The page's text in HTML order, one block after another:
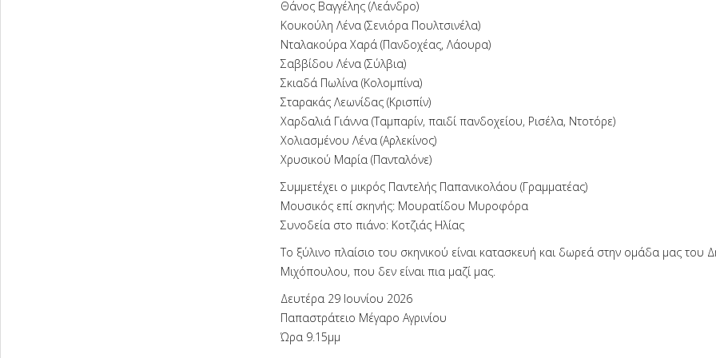
Θάνος Βαγγέλης (Λεάνδρο)
Κουκούλη Λένα (Σενιόρα Πουλτσινέλα)
Νταλακούρα Χαρά (Πανδοχέας, Λάουρα)
Σαββίδου Λένα (Σύλβια)
Σκιαδά Πωλίνα (Κολομπίνα)
Σταρακάς Λεωνίδας (Κρισπίν)
Χαρδαλιά Γιάννα (Ταμπαρίν, παιδί πανδοχείου, Ρισέλα, Ντοτόρε)
Χολιασμένου Λένα (Αρλεκίνος)
Χρυσικού Μαρία (Πανταλόνε)
Συμμετέχει ο μικρός Παντελής Παπανικολάου (Γραμματέας)
Μουσικός επί σκηνής: Μουρατίδου Μυροφόρα
Συνοδεία στο πιάνο: Κοτζιάς Ηλίας
Το ξύλινο πλαίσιο του σκηνικού είναι κατασκευή και δωρεά στην ομάδα μας του
Μιχόπουλου, που δεν είναι πια μαζί μας.
Δευτέρα 29 Ιουνίου 2026
Παπαστράτειο Μέγαρο Αγρινίου
Ώρα 9.15μμ